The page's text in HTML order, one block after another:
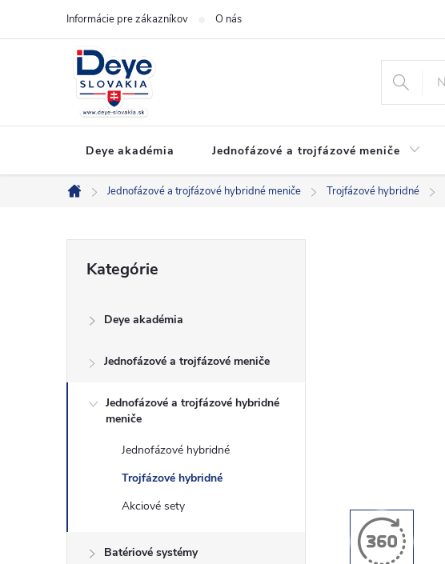
Informácie pre zákazníkov O nás
Deye akadémia Jednofázové a trojfázové meniče
Domov
Jednofázové a trojfázové hybridné meniče Trojfázové hybridné
n
n
kategórie
Kategórie
Deye akadémia
Jednofázové a trojfázové meniče
Jednofázové a trojfázové hybridné
meniče
Jednofázové hybridné
Trojfázové hybridné
Akciové sety
Batériové systémy